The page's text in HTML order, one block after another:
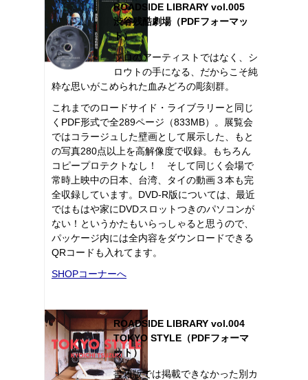
ROADSIDE LIBRARY vol.005
渋谷残酷劇場（PDFフォーマッ
ト）
プロのアーティストではなく、シ
ロウトの手になる、だからこそ純
粋な思いがこめられた血みどろの彫刻群。
これまでのロードサイド・ライブラリーと同じ
くPDF形式で全289ページ（833MB）。展覧会
ではコラージュした壁画として展示した、もと
の写真280点以上を高解像度で収録。もちろん
コピープロテクトなし！ そして同じく会場で
常時上映中の日本、台湾、タイの動画３本も完
全収録しています。DVD-R版については、最近
ではもはや家にDVDスロットつきのパソコンが
ない！というかたもいらっしゃると思うので、
パッケージ内には全内容をダウンロードできる
QRコードも入れてます。
SHOPコーナーへ
ROADSIDE LIBRARY vol.004
TOKYO STYLE（PDFフォーマ
ット）
書籍版では掲載できなかった別カ